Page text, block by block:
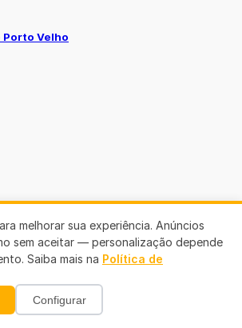
Velho
melhorar sua experiência. Anúncios
sem aceitar — personalização depende
Saiba mais na Política de
Configurar